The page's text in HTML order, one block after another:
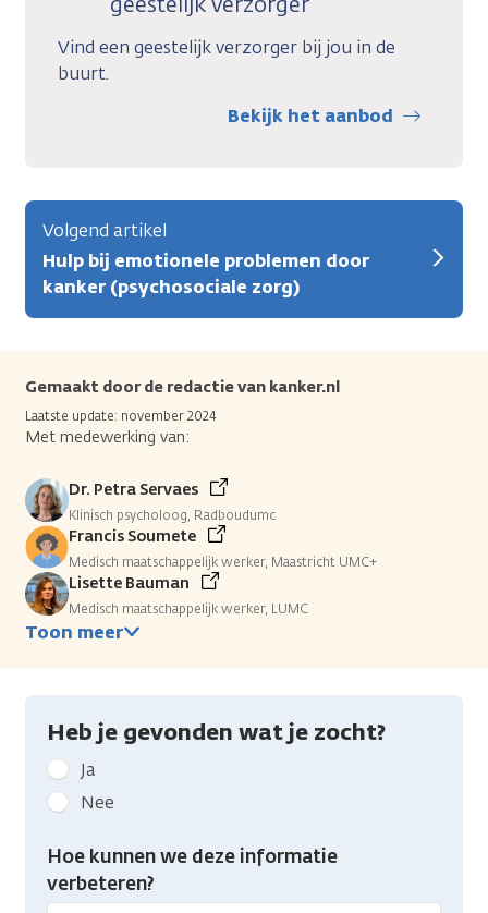
Vind een geestelijk verzorger bij jou in de
buurt.
Bekijk het aanbod
Volgend artikel
Hulp bij emotionele problemen door
kanker (psychosociale zorg)
Gemaakt door de redactie van kanker.nl
Laatste update: november 2024
Met medewerking van:
Dr. Petra Servaes
Klinisch psycholoog, Radboudumc
Francis Soumete
Medisch maatschappelijk werker, Maastricht UMC+
Lisette Bauman
Medisch maatschappelijk werker, LUMC
Toon meer
Heb je gevonden wat je zocht?
Geef
kanker.nl
feedback:
Heb
gevonden
Ja
Nee
Hoe kunnen we deze informatie
verbeteren?